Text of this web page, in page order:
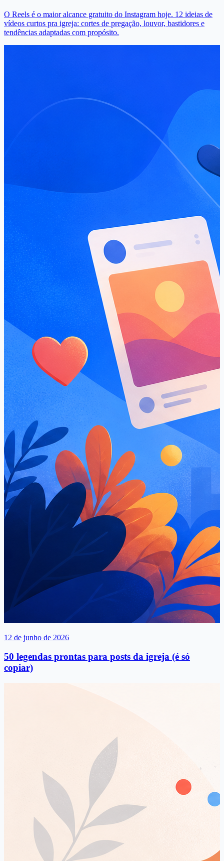
O Reels é o maior alcance gratuito do Instagram hoje. 12 ideias de
vídeos curtos pra igreja: cortes de pregação, louvor, bastidores e
tendências adaptadas com propósito.
12 de junho de 2026
50 legendas prontas para posts da igreja (é só
copiar)